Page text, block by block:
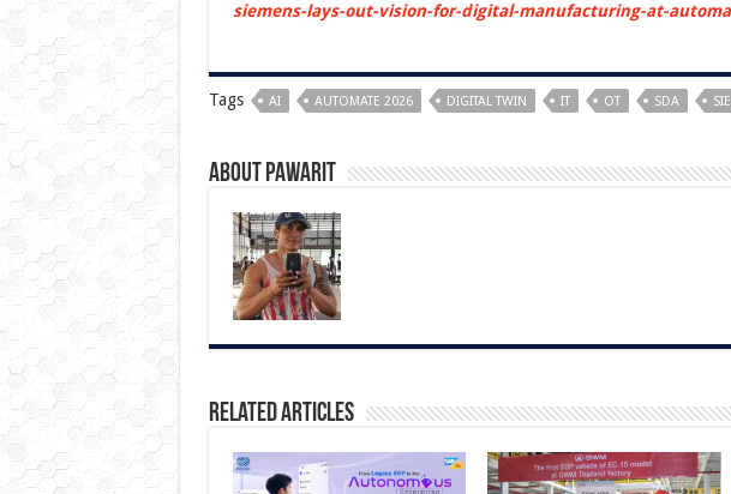
siemens-lays-out-vision-for-digital-manufacturing-at-
Tags AI AUTOMATE 2026 DIGITAL TWIN IT OT SDA
About pawarit
Related Articles